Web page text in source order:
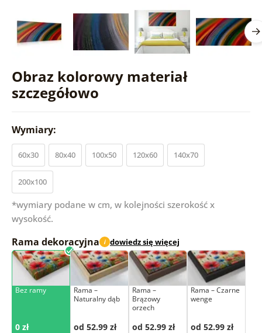
Obraz kolorowy materiał
szczegółowo
Wymiary:
60x30 80x40 100x50 120x60 140x70
200x100
*wymiary podane w cm, w kolejności szerokość x
wysokość.
Rama dekoracyjna i dowiedz się więcej
Bez ramy
0 zł
Rama –
Naturalny dąb
od 52.99 zł
Rama –
Brązowy
orzech
od 52.99 zł
Rama – Czarne
wenge
od 52.99 zł